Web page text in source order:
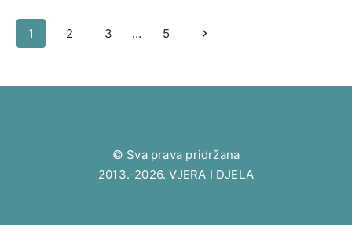
Page
navigation
1 2 3 … 5
Sljedeća
© Sva prava pridržana
2013.-2026. VJERA I DJELA